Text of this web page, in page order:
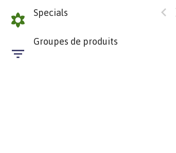
Specials
Groupes de produits